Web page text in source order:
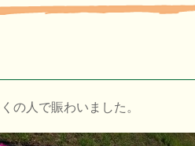
の人で賑わいました。